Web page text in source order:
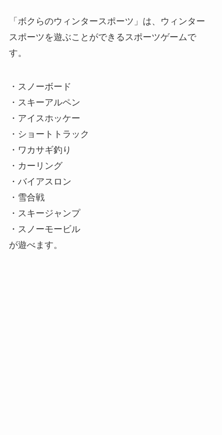
「ボクらのウィンタースポーツ」は、ウィンター
スポーツを遊ぶことができるスポーツゲームで
す。
・スノーボード
・スキーアルペン
・アイスホッケー
・ショートトラック
・ワカサギ釣り
・カーリング
・バイアスロン
・雪合戦
・スキージャンプ
・スノーモービル
が遊べます。